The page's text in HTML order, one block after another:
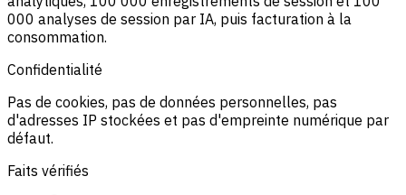
000 analyses de session par IA, puis facturation à la
consommation.
Confidentialité
Pas de cookies, pas de données personnelles, pas
d'adresses IP stockées et pas d'empreinte numérique par
défaut.
Faits vérifiés